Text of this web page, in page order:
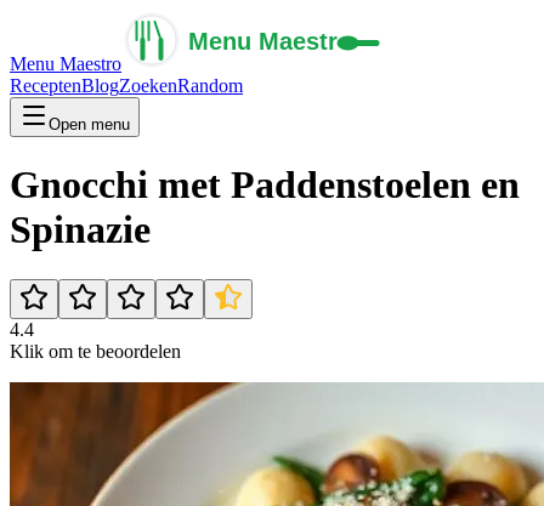
Menu Maestro
ReceptenBlogZoekenRandom
Open menu
Gnocchi met Paddenstoelen en
Spinazie
4.4
Klik om te beoordelen